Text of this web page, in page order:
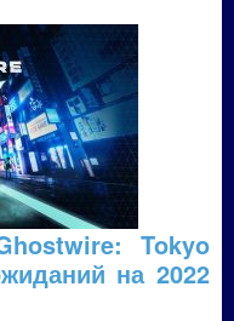
Tokyo
на 2022